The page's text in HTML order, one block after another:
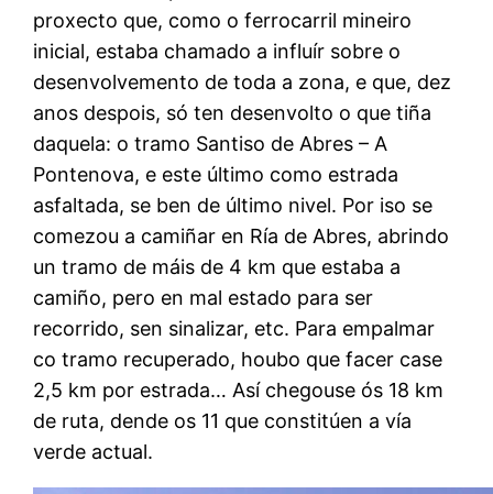
proxecto que, como o ferrocarril mineiro
inicial, estaba chamado a influír sobre o
desenvolvemento de toda a zona, e que, dez
anos despois, só ten desenvolto o que tiña
daquela: o tramo Santiso de Abres – A
Pontenova, e este último como estrada
asfaltada, se ben de último nivel. Por iso se
comezou a camiñar en Ría de Abres, abrindo
un tramo de máis de 4 km que estaba a
camiño, pero en mal estado para ser
recorrido, sen sinalizar, etc. Para empalmar
co tramo recuperado, houbo que facer case
2,5 km por estrada… Así chegouse ós 18 km
de ruta, dende os 11 que constitúen a vía
verde actual.